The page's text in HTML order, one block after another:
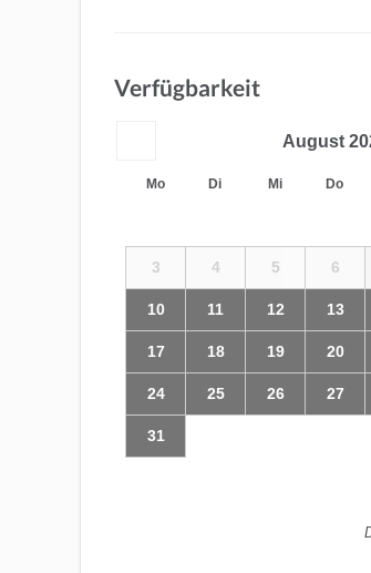
Verfügbarkeit
August
Mo Di Mi Do
3 4 5 6
10 11 12 13
17 18 19 20
24 25 26 27
31